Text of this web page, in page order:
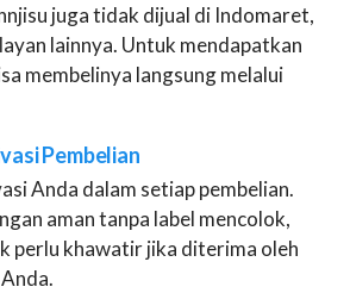
juga tidak dijual di Indomaret,
lainnya. Untuk mendapatkan
membelinya langsung melalui
Pembelian
Anda dalam setiap pembelian.
aman tanpa label mencolok,
perlu khawatir jika diterima oleh